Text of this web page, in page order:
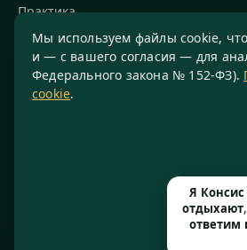
Практика
Блог
Команда
Благодарности
Москва, Варшавское шоссе, д.
Мы используем файлы cookie,
и — с вашего согласия — для
Федерального закона № 152-ФЗ).
cookie.
Я
ответим